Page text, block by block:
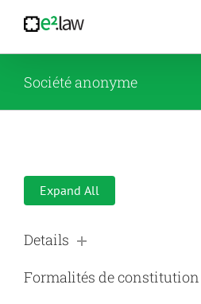
contenu
Société anonyme
Expand All
Details
Formalités de constitution